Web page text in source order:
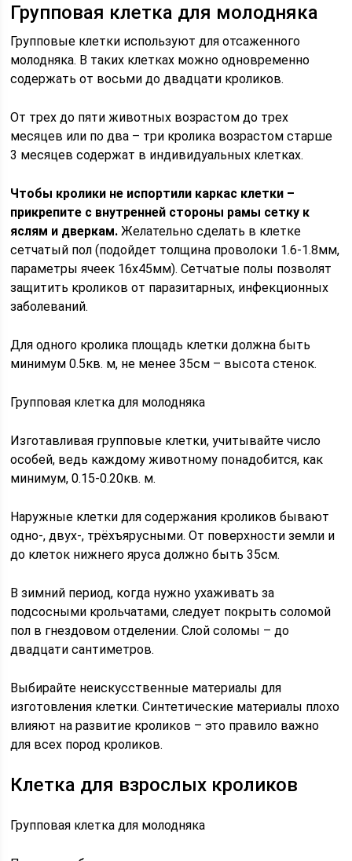
Групповая клетка для молодняка
Групповые клетки используют для отсаженного
молодняка. В таких клетках можно одновременно
содержать от восьми до двадцати кроликов.
От трех до пяти животных возрастом до трех
месяцев или по два – три кролика возрастом старше
3 месяцев содержат в индивидуальных клетках.
Чтобы кролики не испортили каркас клетки –
прикрепите с внутренней стороны рамы сетку к
яслям и дверкам. Желательно сделать в клетке
сетчатый пол (подойдет толщина проволоки 1.6-1.8мм,
параметры ячеек 16х45мм). Сетчатые полы позволят
защитить кроликов от паразитарных, инфекционных
заболеваний.
Для одного кролика площадь клетки должна быть
минимум 0.5кв. м, не менее 35см – высота стенок.
Групповая клетка для молодняка
Изготавливая групповые клетки, учитывайте число
особей, ведь каждому животному понадобится, как
минимум, 0.15-0.20кв. м.
Наружные клетки для содержания кроликов бывают
одно-, двух-, трёхъярусными. От поверхности земли и
до клеток нижнего яруса должно быть 35см.
В зимний период, когда нужно ухаживать за
подсосными крольчатами, следует покрыть соломой
пол в гнездовом отделении. Слой соломы – до
двадцати сантиметров.
Выбирайте неискусственные материалы для
изготовления клетки. Синтетические материалы плохо
влияют на развитие кроликов – это правило важно
для всех пород кроликов.
Клетка для взрослых кроликов
Групповая клетка для молодняка